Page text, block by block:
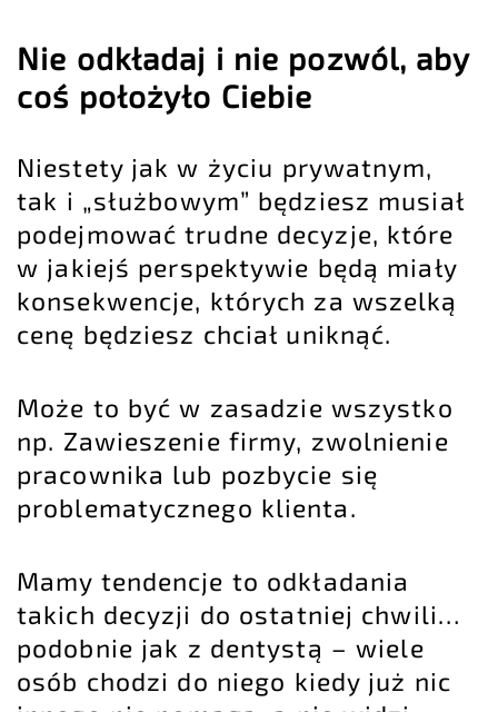
Nie odkładaj i nie pozwól, aby
coś położyło Ciebie
Niestety jak w życiu prywatnym,
tak i „służbowym” będziesz musiał
podejmować trudne decyzje, które
w jakiejś perspektywie będą miały
konsekwencje, których za wszelką
cenę będziesz chciał uniknąć.
Może to być w zasadzie wszystko
np. Zawieszenie firmy, zwolnienie
pracownika lub pozbycie się
problematycznego klienta.
Mamy tendencje to odkładania
takich decyzji do ostatniej chwili…
podobnie jak z dentystą – wiele
osób chodzi do niego kiedy już nic